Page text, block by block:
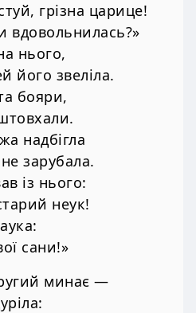
грізна царице!
вдовольнилась?»
нього,
його звеліла.
бояри,
надбігла
зарубала.
із нього:
неук!
сани!»
минає —